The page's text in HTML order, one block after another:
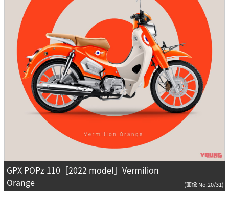
GPX POPz 110［2022 model］Vermilion
Orange
(画像 No.20/31)